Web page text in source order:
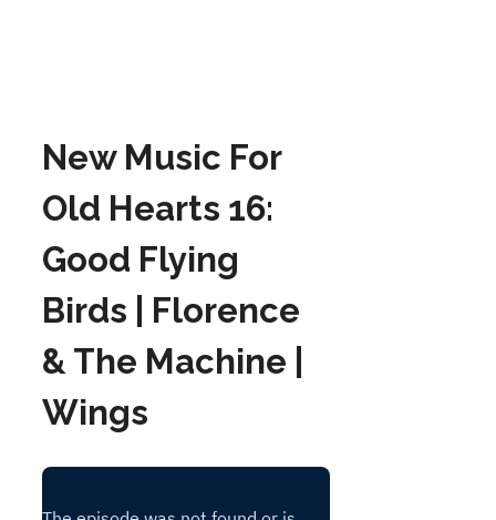
New Music For
Old Hearts 16:
Good Flying
Birds | Florence
& The Machine |
Wings